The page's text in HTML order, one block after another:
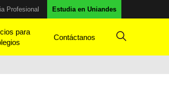
Profesional Estudia en Uniandes
para
Contáctanos